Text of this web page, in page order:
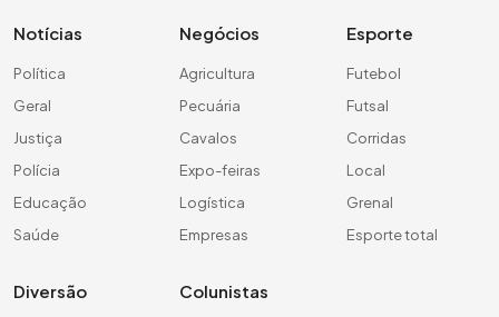
Notícias
Política
Geral
Justiça
Polícia
Educação
Saúde
Negócios
Agricultura
Pecuária
Cavalos
Expo-feiras
Logística
Empresas
Esporte
Futebol
Futsal
Corridas
Local
Grenal
Esporte total
Diversão Colunistas